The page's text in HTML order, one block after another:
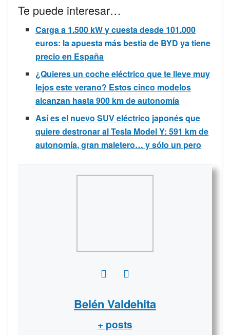
Te puede interesar…
Carga a 1.500 kW y cuesta desde 101.000
euros: la apuesta más bestia de BYD ya tiene
precio en España
¿Quieres un coche eléctrico que te lleve muy
lejos este verano? Estos cinco modelos
alcanzan hasta 900 km de autonomía
Así es el nuevo SUV eléctrico japonés que
quiere destronar al Tesla Model Y: 591 km de
autonomía, gran maletero… y sólo un pero
Belén Valdehita
+ posts